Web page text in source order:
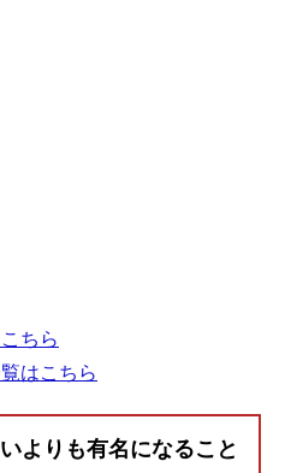
ちら
はこちら
よりも有名になること